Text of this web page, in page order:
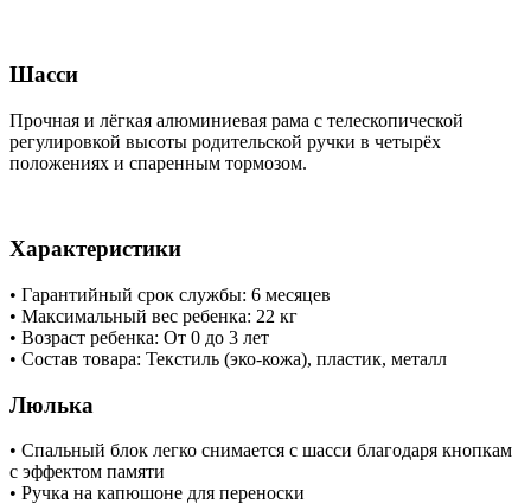
Шасси
Прочная и лёгкая алюминиевая рама с телескопической
регулировкой высоты родительской ручки в четырёх
положениях и спаренным тормозом.
Характеристики
• Гарантийный срок службы: 6 месяцев
• Максимальный вес ребенка: 22 кг
• Возраст ребенка: От 0 до 3 лет
• Состав товара: Текстиль (эко-кожа), пластик, металл
Люлька
• Спальный блок легко снимается с шасси благодаря кнопкам
с эффектом памяти
• Ручка на капюшоне для переноски